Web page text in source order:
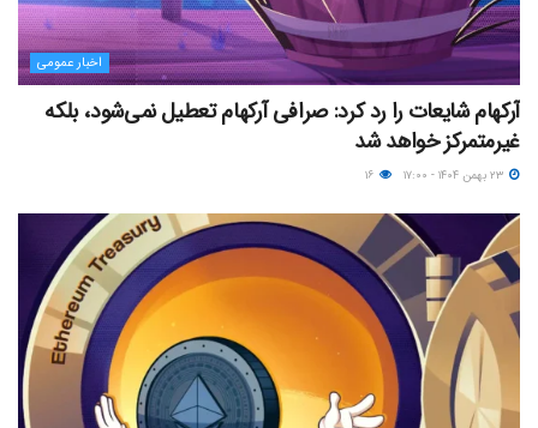
اخبار عمومی
آرکهام شایعات را رد کرد: صرافی آرکهام تعطیل نمی‌شود، بلکه
غیرمتمرکز خواهد شد